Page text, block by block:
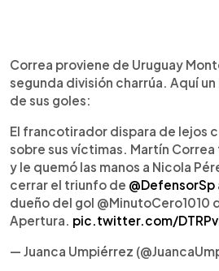
Correa proviene de Uruguay
segunda división charrúa. Aquí
de sus goles:
El francotirador dispara de lejos
sobre sus víctimas. Martín
y le quemó las manos a Nicola
cerrar el triunfo de @DefensorSp
dueño del gol @MinutoCero1010
Apertura. pic.twitter.com/
— Juanca Umpiérrez